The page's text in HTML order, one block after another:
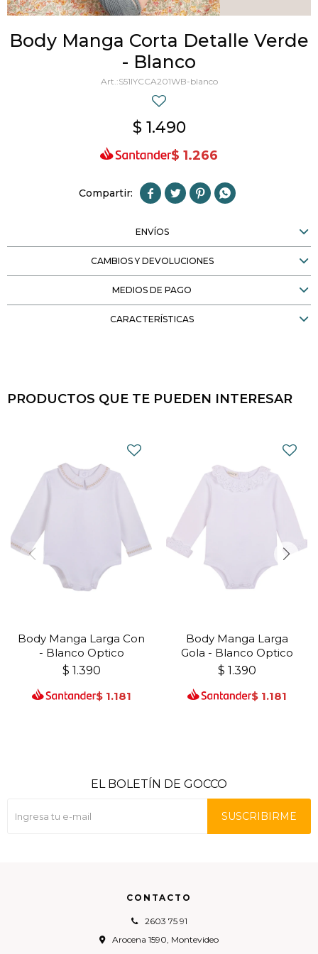
Body Manga Corta Detalle Verde
- Blanco
S51IYCCA201WB-blanco
$ 1.490
$ 1.266
   
ENVÍOS
CAMBIOS Y DEVOLUCIONES
MEDIOS DE PAGO
CARACTERÍSTICAS
PRODUCTOS QUE TE PUEDEN INTERESAR
Body Manga Larga Con
- Blanco Optico
$ 1.390
$ 1.181
Body Manga Larga
Gola - Blanco Optico
$ 1.390
$ 1.181
CONTACTO
2603 75 91
Arocena 1590, Montevideo
EL BOLETÍN DE GOCCO
SUSCRIBIRME